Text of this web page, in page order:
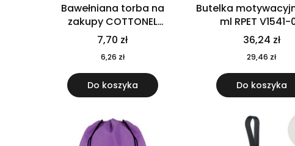
Bawełniana torba na
zakupy COTTONEL
COLOUR++ MO9846-11
7,70 zł
6,26 zł
Do koszyka
Butelka
ml RPET V1541-
36,24 zł
29,46 zł
Do koszyka